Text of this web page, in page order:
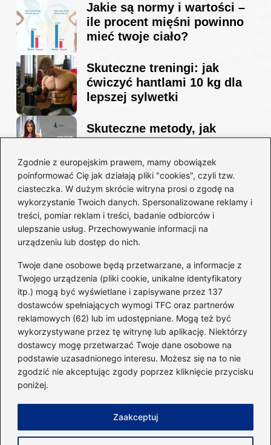
Zgodnie z europejskim prawem, mamy obowiązek
poinformować Cię jak działają pliki "cookies", czyli tzw.
ciasteczka. W dużym skrócie witryna prosi o zgodę na
wykorzystanie Twoich danych. Spersonalizowane reklamy i
treści, pomiar reklam i treści, badanie odbiorców i
ulepszanie usług. Przechowywanie informacji na
urządzeniu lub dostęp do nich.
Twoje dane osobowe będą przetwarzane, a informacje z
Twojego urządzenia (pliki cookie, unikalne identyfikatory
itp.) mogą być wyświetlane i zapisywane przez 137
dostawców spełniających wymogi TFC oraz partnerów
reklamowych (62) lub im udostępniane. Mogą też być
wykorzystywane przez tę witrynę lub aplikację. Niektórzy
dostawcy mogę przetwarzać Twoje dane osobowe na
podstawie uzasadnionego interesu. Możesz się na to nie
zgodzić nie akceptując zgody poprzez kliknięcie przycisku
poniżej.
Zaakceptuj
Jakie są normy i wartości –
ile procent mięśni powinno
mieć twoje ciało?
Skuteczne treningi: jak
ćwiczyć hantlami 10 kg dla
lepszej sylwetki
Skuteczne metody, jak
sylwetkę w zaledwie 90 dni
Idealny garnitur: jak dobrać
go do swojej sylwetki?
Kategorie
Dieta i kalorie(221)
Fitness(236)
Siłownia(101)
Sport(60)
Sprzęt i akcesoria(25)
Suplementy(38)